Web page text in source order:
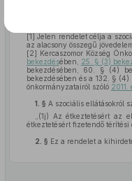
[1] Jelen rendelet célja a
az alacsony összegű
[2] Kercaszomor Község
bekezdésében, 25. § (3)
bekezdésében, 60. § (4)
bekezdésében és a 132. §
önkormányzatairól szóló 2011.
1. § A szociális ellátásokról
„(1j) Az étkeztetésért az
étkeztetésért fizetendő
2. § Ez a rendelet a